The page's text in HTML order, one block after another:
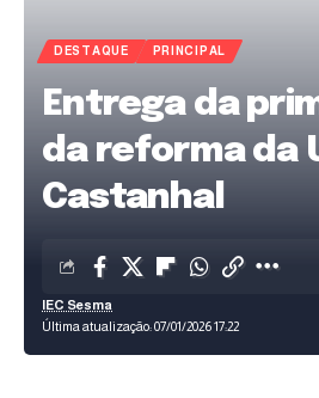
DESTAQUE PRINCIPAL
Entrega da
da reforma da
Castanhal
Última atualização: 07/01/2026 17:22
IEC Sesma